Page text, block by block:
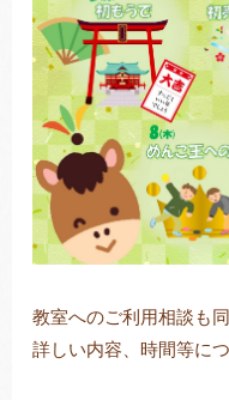
教室へのご利用相談も
詳しい内容、時間等に